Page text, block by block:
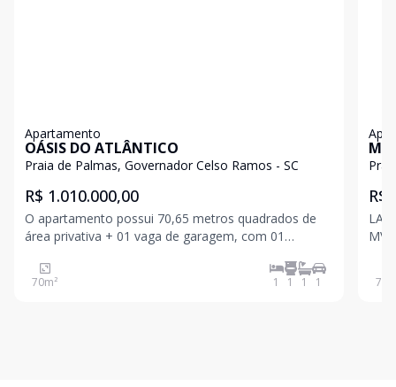
Apartamento
OÁSIS DO ATLÂNTICO
Praia de Palmas, Governador Celso Ramos - SC
R$ 1.010.000,00
O apartamento possui 70,65 metros quadrados de
área privativa + 01 vaga de garagem, com 01
estar aconchegante, cozinha e lavanderia.
70m² 1 1 1 1
R$
72